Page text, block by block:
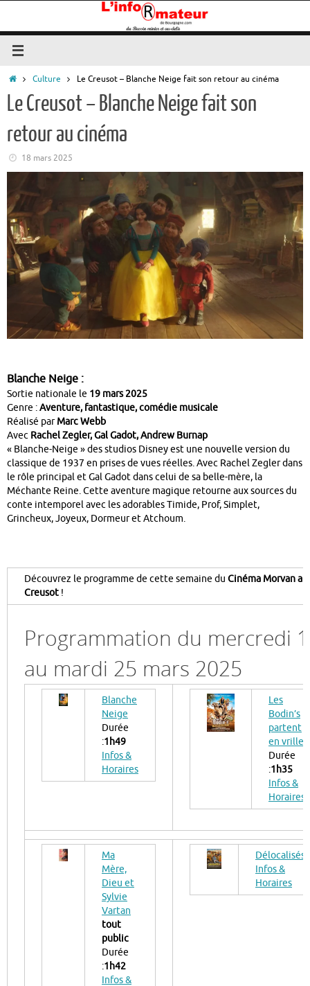
contenu
Accueil
Culture Le Creusot – Blanche Neige fait son retour au cinéma
Le Creusot – Blanche Neige fait son
retour au cinéma
18 mars 2025
Blanche Neige :
Sortie nationale le 19 mars 2025
Genre :Aventure, fantastique, comédie musicale
Réalisé parMarc Webb
Avec Rachel Zegler, Gal Gadot, Andrew Burnap
« Blanche-Neige » des studios Disney est une nouvelle version du
classique de 1937 en prises de vues réelles. Avec Rachel Zegler dans
le rôle principal et Gal Gadot dans celui de sa belle-mère, la
Méchante Reine. Cette aventure magique retourne aux sources du
conte intemporel avec les adorables Timide, Prof, Simplet,
Grincheux, Joyeux, Dormeur et Atchoum.
Découvrez le programme de cette semaine du Cinéma Morvan au
Creusot !
Programmation du mercredi
au mardi 25 mars 2025
Blanche
Neige
Durée
:1h49
Infos &
Horaires
Les
Bodin’s
partent
en vrille
Durée
:1h35
Infos &
Horaires
Ma
Mère,
Dieu et
Sylvie
Vartan
tout
public
Durée
:1h42
Infos &
Délocalisés
Infos &
Horaires